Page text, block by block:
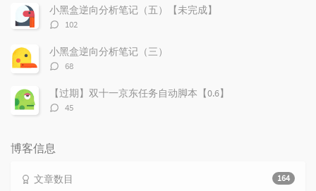
数：
小黑盒逆向分析笔记（五）【未完成】
评
数：
102
小黑盒逆向分析笔记（三）
评
数：
68
【过期】双十一京东任务自动脚本【0.6】
评
45
博客信息
164
文章数目